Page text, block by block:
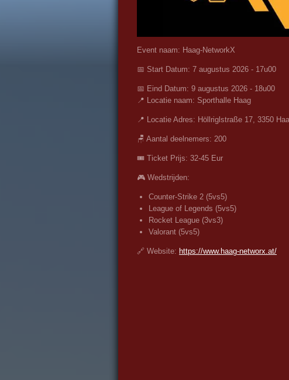
Event naam: Haag-NetworkX
📅 Start Datum: 7 augustus 2026 - 17u00
📅 Eind Datum: 9 augustus 2026 - 18u00
📍 Locatie naam: Sporthalle Haag
📍 Locatie Adres: Höllriglstraße 17, 3350
🪑 Aantal deelnemers: 200
🎟️ Ticket Prijs: 32-45 Eur
🎮 Wedstrijden:
Counter-Strike 2 (5vs5)
League of Legends (5vs5)
Rocket League (3vs3)
Valorant (5vs5)
🔗 Website: https://www.haag-networx.at/